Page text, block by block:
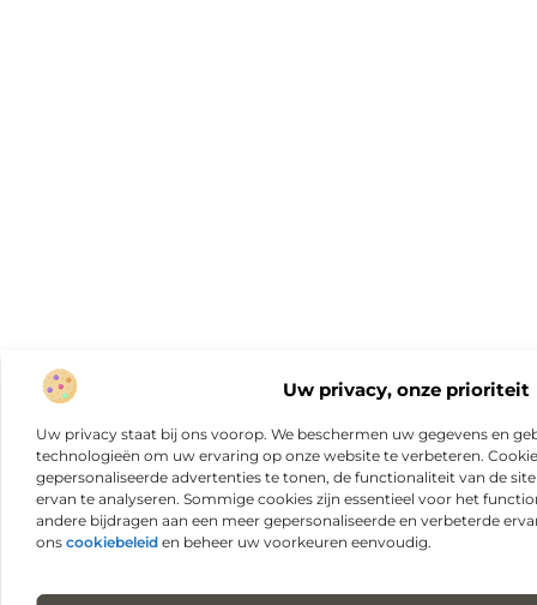
Uw privacy, onze prioriteit
Uw privacy staat bij ons voorop. We beschermen uw gegevens en
technologieën om uw ervaring op onze website te verbeteren.
gepersonaliseerde advertenties te tonen, de functionaliteit van de
ervan te analyseren. Sommige cookies zijn essentieel voor het
andere bijdragen aan een meer gepersonaliseerde en verbeterde
ons cookiebeleid en beheer uw voorkeuren eenvoudig.